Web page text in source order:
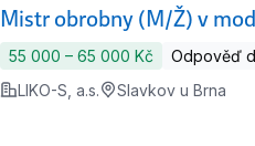
Mistr obrobny (M/Ž) v
55 000 ‍–‍ 65 000 Kč
Odpověď
LIKO-S, a.s.
Slavkov u Brna